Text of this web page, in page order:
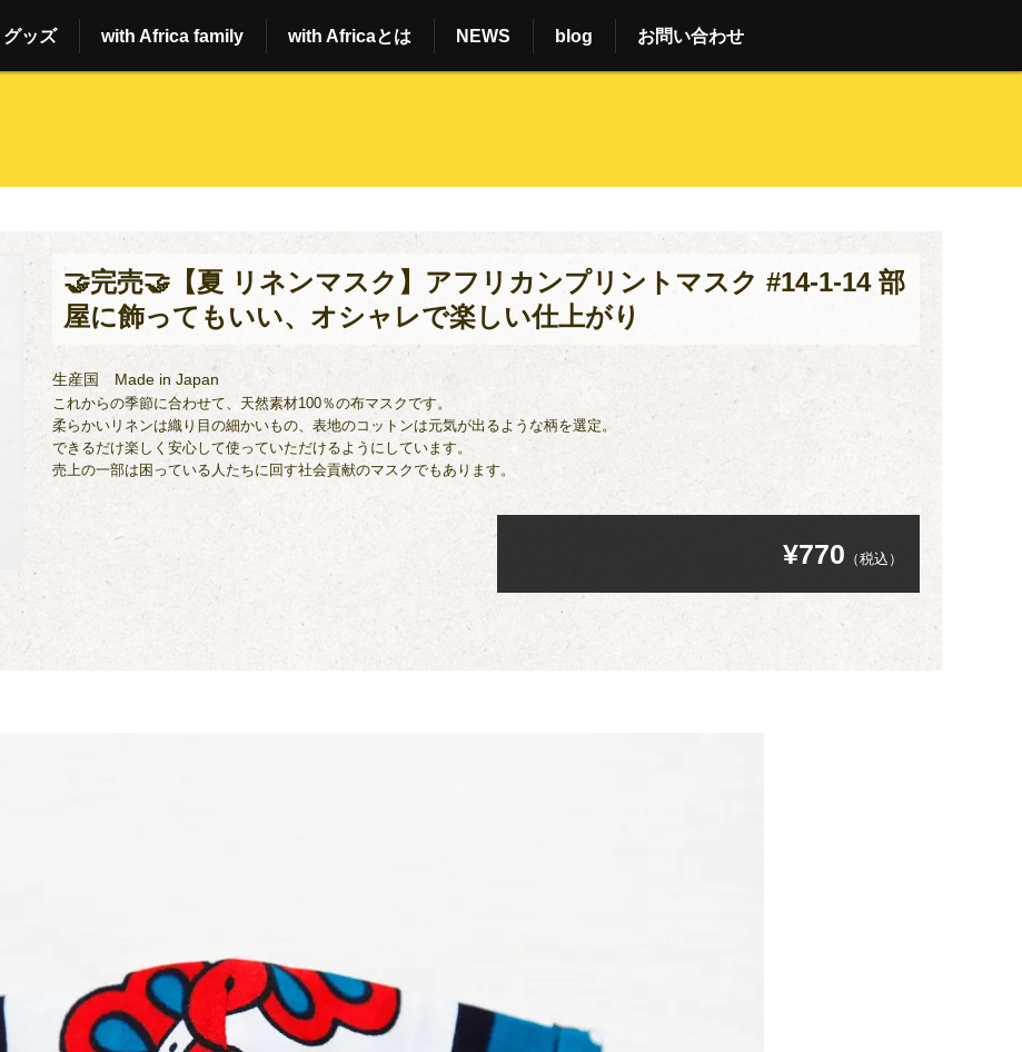
グッズ with Africa family with Africaとは NEWS blog お問い合わせ
🤝完売🤝【夏 リネンマスク】アフリカンプリントマスク #14-1-14 部
屋に飾ってもいい、オシャレで楽しい仕上がり
生産国 Made in Japan
これからの季節に合わせて、天然素材100％の布マスクです。
柔らかいリネンは織り目の細かいもの、表地のコットンは元気が出るような柄を選定。
できるだけ楽しく安心して使っていただけるようにしています。
売上の一部は困っている人たちに回す社会貢献のマスクでもあります。
¥770 （税込）